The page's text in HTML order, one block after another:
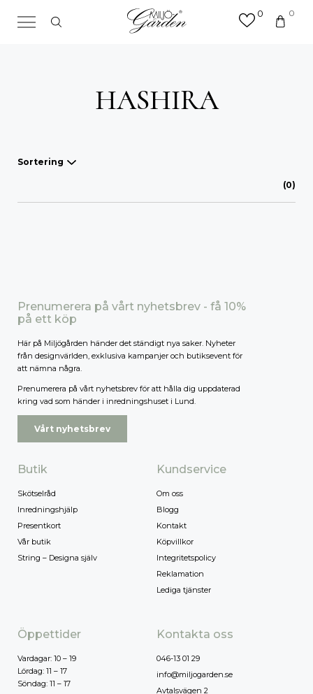
0 0
HASHIRA
Sortering
Våra favoriter
Lägsta pris
Högsta pris
(0)
Prenumerera på vårt nyhetsbrev - få 10%
på ett köp
Här på Miljögården händer det ständigt nya saker. Nyheter
från designvärlden, exklusiva kampanjer och butiksevent för
att nämna några.
Prenumerera på vårt nyhetsbrev för att hålla dig uppdaterad
kring vad som händer i inredningshuset i Lund.
Vårt nyhetsbrev
Butik
Skötselråd
Inredningshjälp
Presentkort
Vår butik
String – Designa själv
Kundservice
Om oss
Blogg
Kontakt
Köpvillkor
Integritetspolicy
Reklamation
Lediga tjänster
Öppettider
Vardagar: 10 – 19
Lördag: 11 – 17
Söndag: 11 – 17
Kontakta oss
046-13 01 29
info@miljogarden.se
Avtalsvägen 2